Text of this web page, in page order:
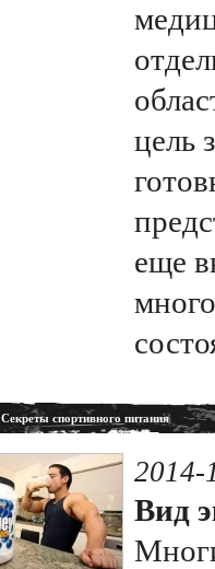
цель
еще
Секреты спортивного питания
2014-
Вид